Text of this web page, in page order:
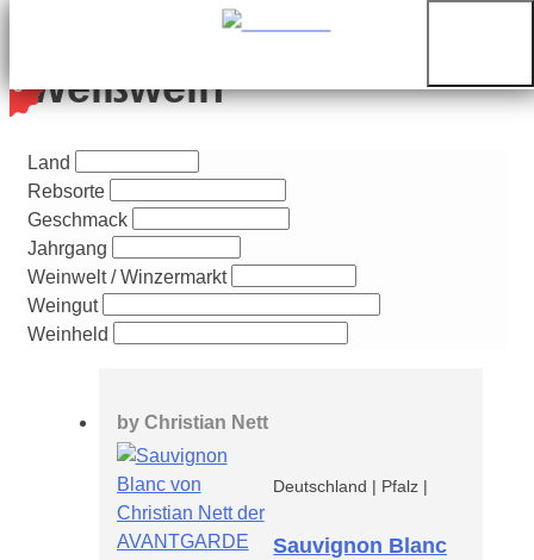
Weißwein
Land
Rebsorte
Geschmack
Jahrgang
Weinwelt / Winzermarkt
Weingut
Weinheld
by Christian Nett
Deutschland | Pfalz |
Sauvignon Blanc